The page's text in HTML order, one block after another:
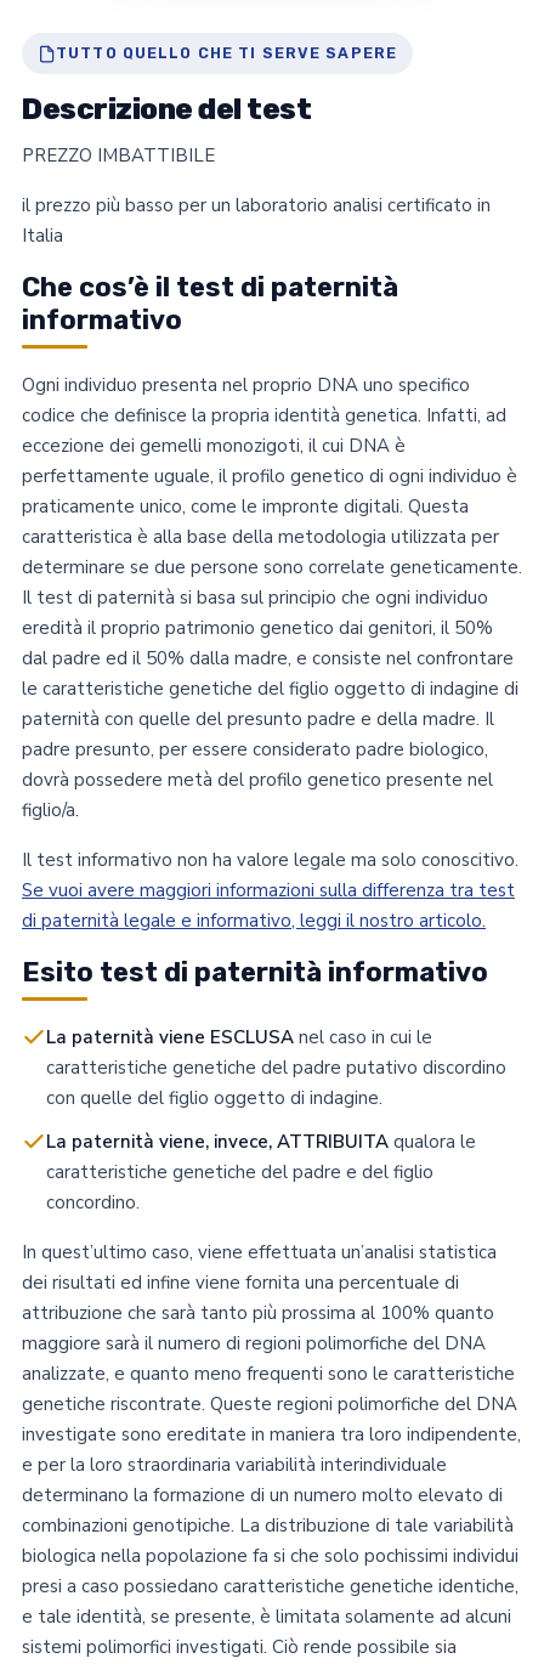
TUTTO QUELLO CHE TI SERVE SAPERE
Descrizione del test
PREZZO IMBATTIBILE
il prezzo più basso per un laboratorio analisi certificato in
Italia
Che cos’è il test di paternità
informativo
Ogni individuo presenta nel proprio DNA uno specifico
codice che definisce la propria identità genetica. Infatti, ad
eccezione dei gemelli monozigoti, il cui DNA è
perfettamente uguale, il profilo genetico di ogni individuo è
praticamente unico, come le impronte digitali. Questa
caratteristica è alla base della metodologia utilizzata per
determinare se due persone sono correlate geneticamente.
Il test di paternità si basa sul principio che ogni individuo
eredità il proprio patrimonio genetico dai genitori, il 50%
dal padre ed il 50% dalla madre, e consiste nel confrontare
le caratteristiche genetiche del figlio oggetto di indagine di
paternità con quelle del presunto padre e della madre. Il
padre presunto, per essere considerato padre biologico,
dovrà possedere metà del profilo genetico presente nel
figlio/a.
Il test informativo non ha valore legale ma solo conoscitivo.
Se vuoi avere maggiori informazioni sulla differenza tra test
di paternità legale e informativo, leggi il nostro articolo.
Esito test di paternità informativo
La paternità viene ESCLUSA nel caso in cui le
caratteristiche genetiche del padre putativo discordino
con quelle del figlio oggetto di indagine.
La paternità viene, invece, ATTRIBUITA qualora le
caratteristiche genetiche del padre e del figlio
concordino.
In quest’ultimo caso, viene effettuata un’analisi statistica
dei risultati ed infine viene fornita una percentuale di
attribuzione che sarà tanto più prossima al 100% quanto
maggiore sarà il numero di regioni polimorfiche del DNA
analizzate, e quanto meno frequenti sono le caratteristiche
genetiche riscontrate. Queste regioni polimorfiche del DNA
investigate sono ereditate in maniera tra loro indipendente,
e per la loro straordinaria variabilità interindividuale
determinano la formazione di un numero molto elevato di
combinazioni genotipiche. La distribuzione di tale variabilità
biologica nella popolazione fa si che solo pochissimi individui
presi a caso possiedano caratteristiche genetiche identiche,
e tale identità, se presente, è limitata solamente ad alcuni
sistemi polimorfici investigati. Ciò rende possibile sia